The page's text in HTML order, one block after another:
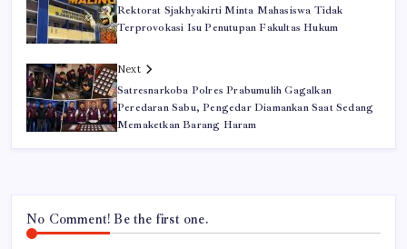
Rektorat Sjakhyakirti Minta Mahasiswa Tidak
Terprovokasi Isu Penutupan Fakultas Hukum
Next
Satresnarkoba Polres Prabumulih Gagalkan
Peredaran Sabu, Pengedar Diamankan Saat Sedang
Memaketkan Barang Haram
No Comment! Be the first one.